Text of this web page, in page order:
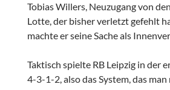
Tobias Willers, Neuzugang von
Lotte, der bisher verletzt gefehlt
machte er seine Sache als
Taktisch spielte RB Leipzig in der
4-3-1-2, also das System, das man